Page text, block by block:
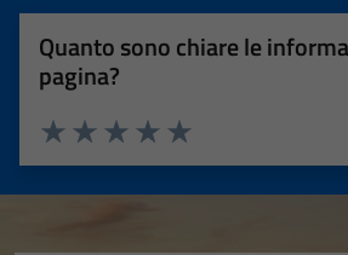
Quanto sono chiare le
pagina?
Valuta 5 stelle su 5
Valuta 4 stelle su 5
Valuta 3 stelle su 5
Valuta 2 stelle su 5
Valuta 1 stelle su 5